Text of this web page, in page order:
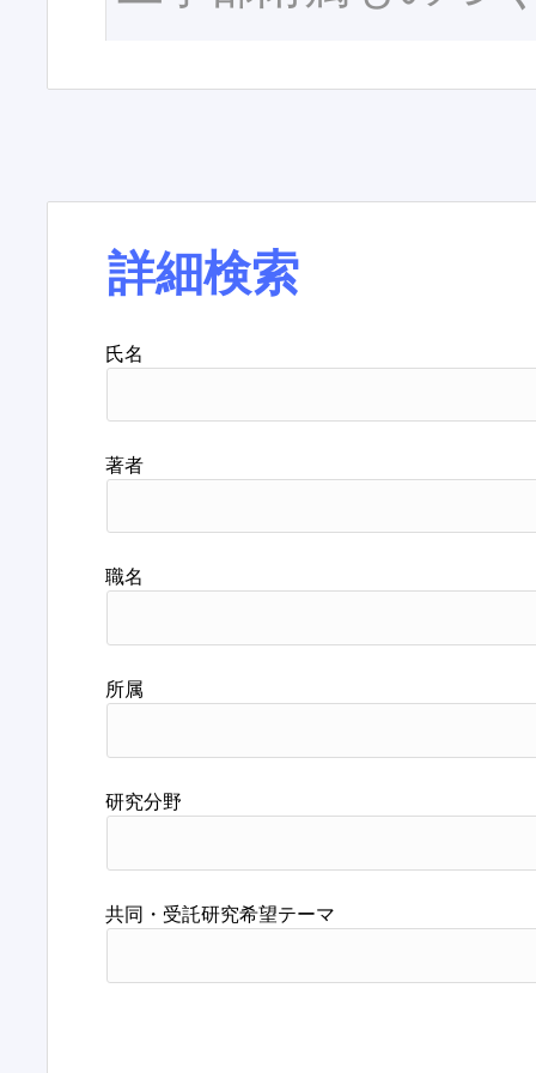
詳細検索
氏名
著者
職名
所属
研究分野
共同・受託研究希望テーマ